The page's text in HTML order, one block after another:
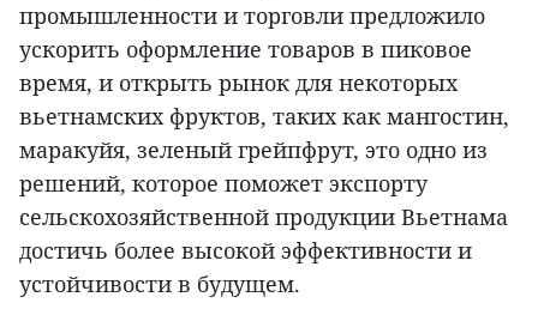
промышленности и торговли предложило
ускорить оформление товаров в пиковое
время, и открыть рынок для некоторых
вьетнамских фруктов, таких как мангостин,
маракуйя, зеленый грейпфрут, это одно из
решений, которое поможет экспорту
сельскохозяйственной продукции Вьетнама
достичь более высокой эффективности и
устойчивости в будущем.